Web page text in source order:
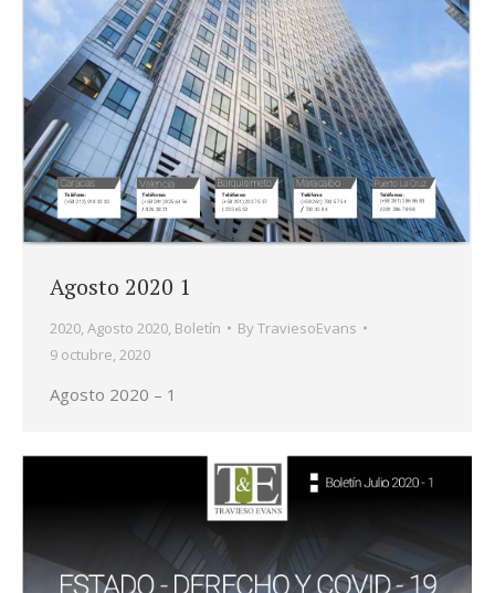
Agosto 2020 1
2020, Agosto 2020, Boletín ByTraviesoEvans
9 octubre, 2020
Agosto 2020 – 1